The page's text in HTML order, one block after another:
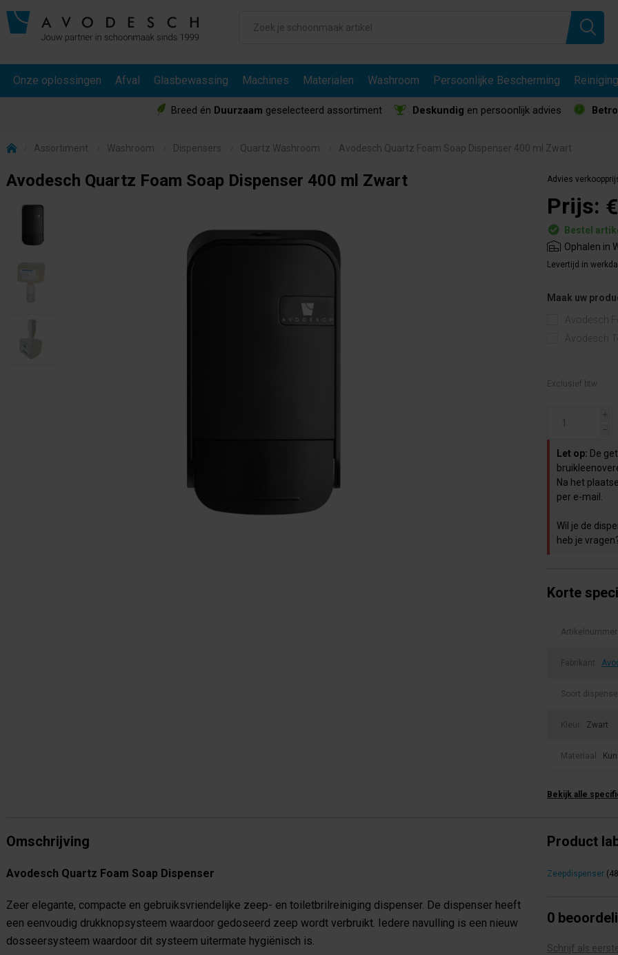
Onze oplossingen Afval Glasbewassing Machines Materialen Washroom Persoonlijke Bescherming
Breed én Duurzaam geselecteerd assortiment Deskundig en persoonlijk advies
Assortiment Washroom Dispensers Quartz Washroom Avodesch Quartz Foam Soap Dispenser 400 ml Zwart
Avodesch Quartz Foam Soap Dispenser 400 ml Zwart Advies
Prijs:
Bestel
Ophalen in
Levertijd in
Maak uw
Avodesch
Avodesch
Exclusief btw.
i
h
Let op: De
Na het
per e-mail.
Wil je de
heb je
Korte
Artikelnummer:
Fabrikant:
Soort
Kleur: Zwart
Materiaal:
Bekijk alle
Omschrijving
Avodesch Quartz Foam Soap Dispenser
Zeer elegante, compacte en gebruiksvriendelijke zeep- en toiletbrilreiniging dispenser. De dispenser heeft
een eenvoudig drukknopsysteem waardoor gedoseerd zeep wordt verbruikt. Iedere navulling is een nieuw
dosseersysteem waardoor dit systeem uitermate hygiënisch is.
Product
Zeepdispenser
0
Schrijf als